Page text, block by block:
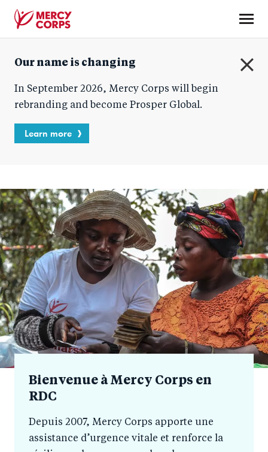
content
Corps
Our name is changing
In September 2026, Mercy Corps will begin
rebranding and become Prosper Global.
Learn more
Accueil
Bienvenue à Mercy Corps en
RDC
Depuis 2007, Mercy Corps apporte une
assistance d’urgence vitale et renforce la